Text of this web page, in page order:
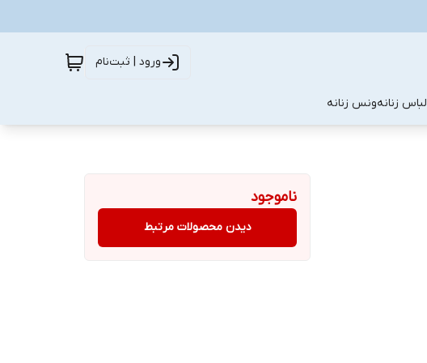
ورود | ثبت‌نام
لباس زنانهونس زنانه
ناموجود
دیدن محصولات مرتبط